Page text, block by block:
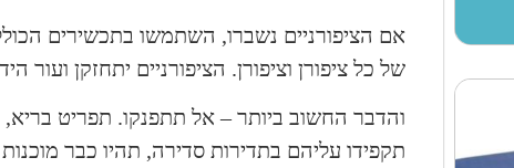
אם הציפורניים נשברו, השתמשו בתכשירים
של כל ציפורן וציפורן. הציפורניים יתחזקן ועור
והדבר החשוב ביותר – אל תתפנקו. תפריט בריא,
תקפידו עליהם בתדירות סדירה, תהיו כבר